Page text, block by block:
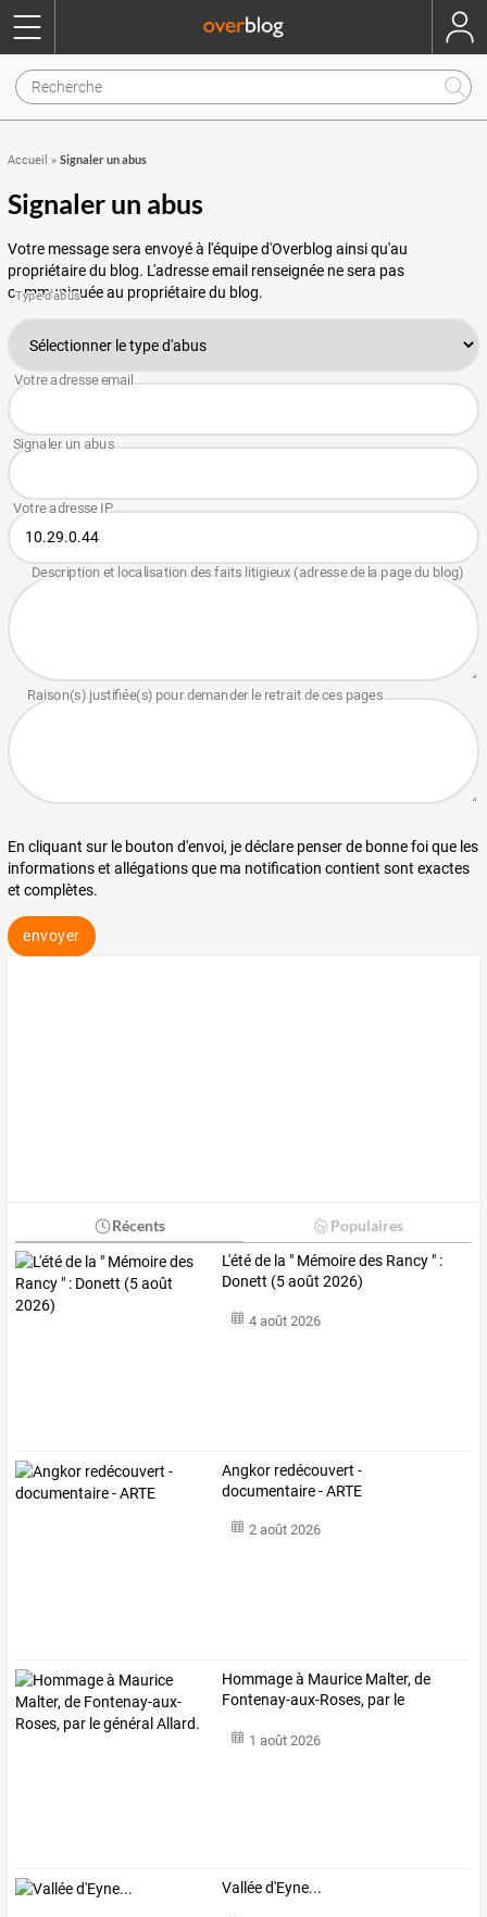
Accueil » Signaler un abus
Signaler un abus
Votre message sera envoyé à l'équipe d'Overblog ainsi qu'au
propriétaire du blog. L'adresse email renseignée ne sera pas
communiquée au propriétaire du blog.
En cliquant sur le bouton d'envoi, je déclare penser de bonne foi que les
informations et allégations que ma notification contient sont exactes
et complètes.
envoyer
Récents Populaires
L'été de la " Mémoire des Rancy " :
Donett (5 août 2026)
4 août 2026
Angkor redécouvert -
documentaire - ARTE
2 août 2026
Hommageà Maurice Malter, de
Fontenay-aux-Roses, par le
1 août 2026
Vallée d'Eyne...